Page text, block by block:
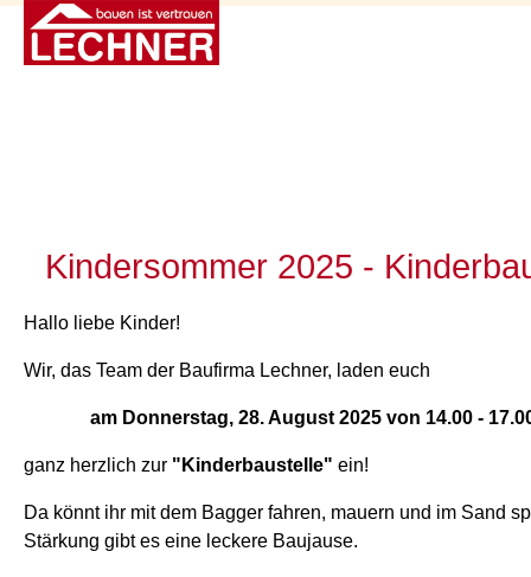
Kindersommer 2025 -
Hallo liebe Kinder!
Wir, das Team der Baufirma Lechner, laden euch
am Donnerstag, 28. August 2025 von 14.00 -
ganz herzlich zur "Kinderbaustelle" ein!
Da könnt ihr mit dem Bagger fahren, mauern und im Sand
Stärkung gibt es eine leckere Baujause.